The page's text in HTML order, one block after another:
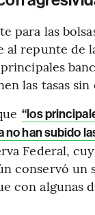
para las
al repunte de
las tasas sin
“los
han subido
Federal,
conservó un
con algunas